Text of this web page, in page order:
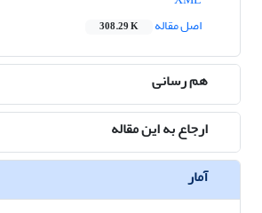
اصل مقاله
308.29 K
هم رسانی
ارجاع به این مقاله
آمار